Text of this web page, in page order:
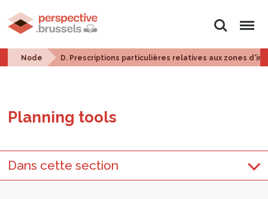
Search Menu
Node D. Prescriptions particulières relatives aux zones
Plan­ning tools
Dans cette section